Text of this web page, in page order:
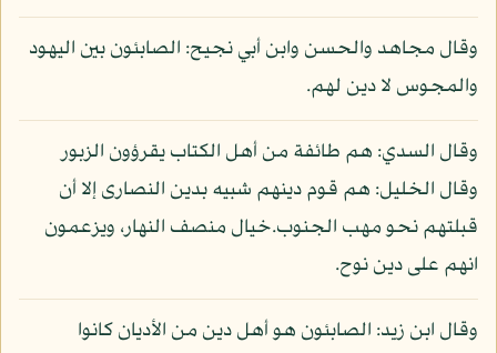
وقال مجاهد والحسن وابن أبي نجيح: الصابئون بين اليهود
والمجوس لا دين لهم.
وقال السدي: هم طائفة من أهل الكتاب يقرؤون الزبور
وقال الخليل: هم قوم دينهم شبيه بدين النصارى إلا أن
قبلتهم نحو مهب الجنوب.خيال منصف النهار، ويزعمون
انهم على دين نوح.
وقال ابن زيد: الصابئون هو أهل دين من الأديان كانوا